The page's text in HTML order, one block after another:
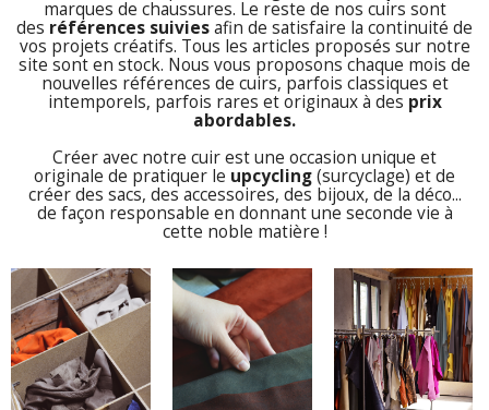
marques de chaussures. Le reste de nos cuirs sont
des références suiviesafin de satisfaire la continuité de
vos projets créatifs. Tous les articles proposés sur notre
site sont en stock. Nous vous proposons chaque mois de
nouvelles références de cuirs, parfois classiques et
intemporels, parfois rares et originaux à des prix
abordables.
Créer avec notre cuir est une occasion unique et
originale de pratiquer le upcycling(surcyclage) et de
créer des sacs, des accessoires, des bijoux, de la déco...
de façon responsable en donnant une seconde vie à
cette noble matière !